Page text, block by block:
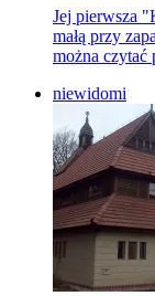
Jej pierwsza
małą przy
można czytać
niewidomi